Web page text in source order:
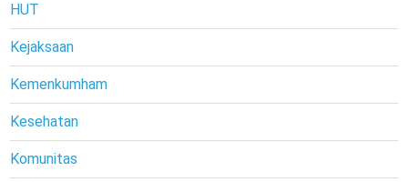
HUT
Kejaksaan
Kemenkumham
Kesehatan
Komunitas